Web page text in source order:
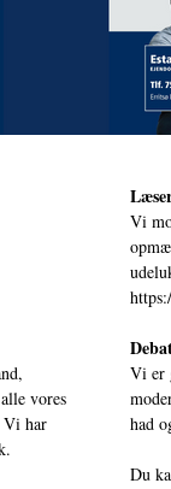
vores
Vi har
Vi
Vi er
had
Du